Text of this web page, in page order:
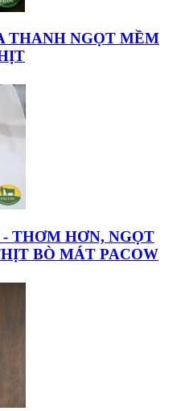
THANH NGỌT MỀM
THƠM HƠN, NGỌT
BÒ MÁT PACOW